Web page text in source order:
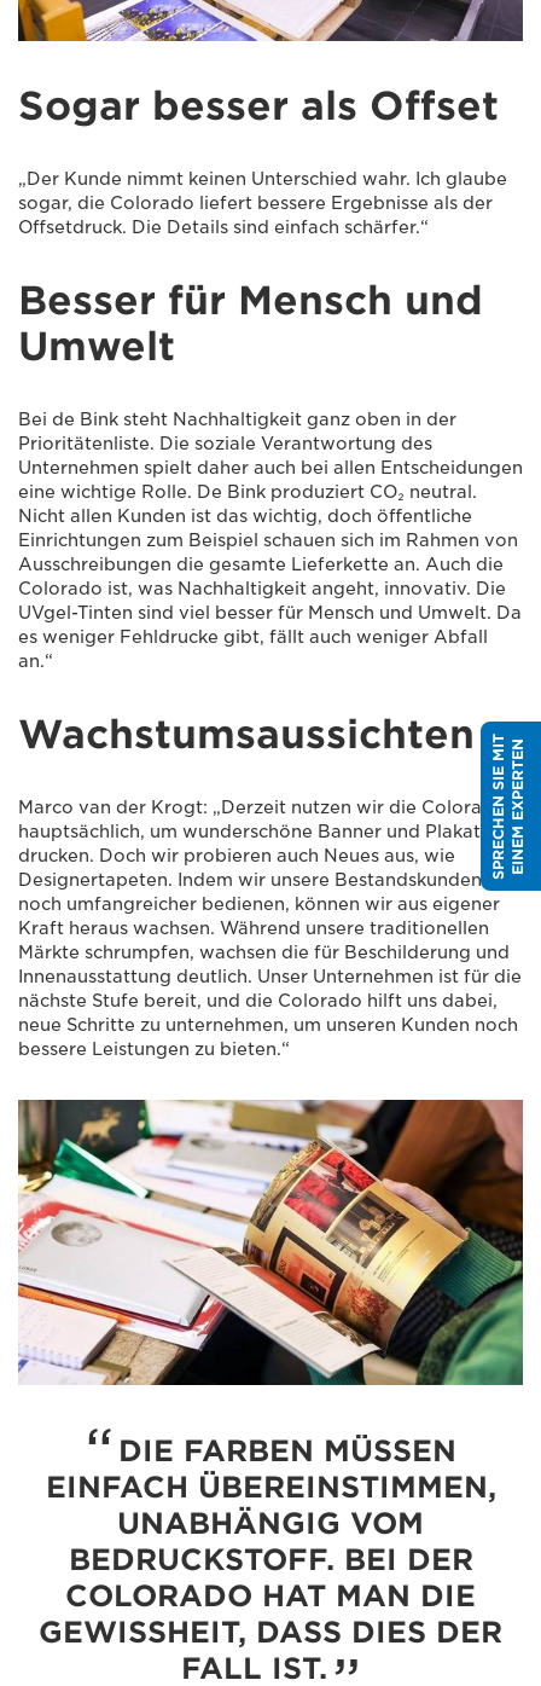
Sogar besser als Offset
„Der Kunde nimmt keinen Unterschied wahr. Ich glaube
sogar, die Colorado liefert bessere Ergebnisse als der
Offsetdruck. Die Details sind einfach schärfer.“
Besser für Mensch und
Umwelt
Bei de Bink steht Nachhaltigkeit ganz oben in der
Prioritätenliste. Die soziale Verantwortung des
Unternehmen spielt daher auch bei allen Entscheidungen
eine wichtige Rolle. De Bink produziert CO₂ neutral.
Nicht allen Kunden ist das wichtig, doch öffentliche
Einrichtungen zum Beispiel schauen sich im Rahmen von
Ausschreibungen die gesamte Lieferkette an. Auch die
Colorado ist, was Nachhaltigkeit angeht, innovativ. Die
UVgel-Tinten sind viel besser für Mensch und Umwelt. Da
es weniger Fehldrucke gibt, fällt auch weniger Abfall
an.“
Wachstumsaussichten
Marco van der Krogt: „Derzeit nutzen wir die Colorado
hauptsächlich, um wunderschöne Banner und Plakate zu
drucken. Doch wir probieren auch Neues aus, wie
Designertapeten. Indem wir unsere Bestandskunden
noch umfangreicher bedienen, können wir aus eigener
Kraft heraus wachsen. Während unsere traditionellen
Märkte schrumpfen, wachsen die für Beschilderung und
Innenausstattung deutlich. Unser Unternehmen ist für die
nächste Stufe bereit, und die Colorado hilft uns dabei,
neue Schritte zu unternehmen, um unseren Kunden noch
bessere Leistungen zu bieten.“
DIE FARBEN MÜSSEN
EINFACH ÜBEREINSTIMMEN,
UNABHÄNGIG VOM
BEDRUCKSTOFF. BEI DER
COLORADO HAT MAN DIE
GEWISSHEIT, DASS DIES DER
FALL IST.
S
P
R
E
C
H
E
N
S
I
E
M
I
T
E
I
N
E
M
E
X
P
E
R
T
EN